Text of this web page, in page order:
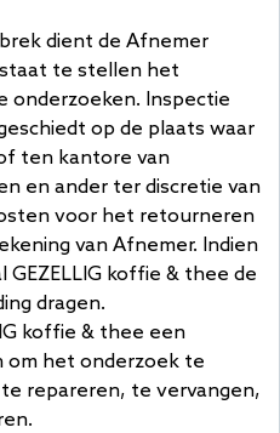
dient de Afnemer
staat te stellen het
Inspectie
op de plaats waar
ten kantore van
en ander ter discretie van
voor het retourneren
van Afnemer. Indien
koffie & thee de
dragen.
koffie & thee een
om het onderzoek te
repareren, te vervangen,